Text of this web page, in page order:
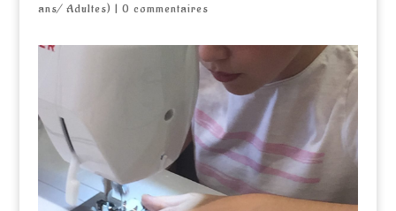
ans/ Adultes) | 0 commentaires